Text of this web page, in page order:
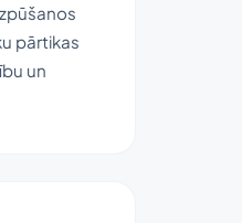
pārtikas
un